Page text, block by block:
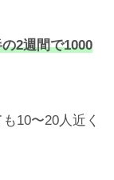
2週間で1000
10〜20人近く